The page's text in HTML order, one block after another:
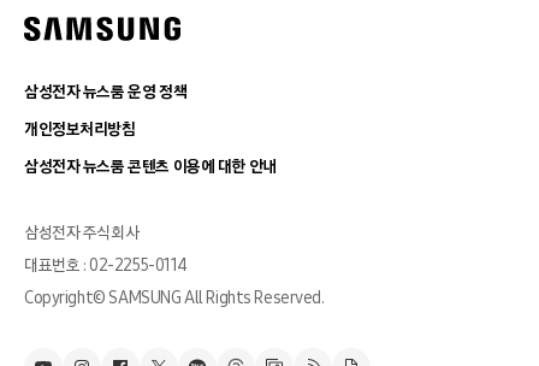
삼성전자 뉴스룸 운영 정책
개인정보처리방침
삼성전자 뉴스룸 콘텐츠 이용에 대한 안내
삼성전자 주식회사
대표번호 : 02-2255-0114
Copyright© SAMSUNG All Rights Reserved.